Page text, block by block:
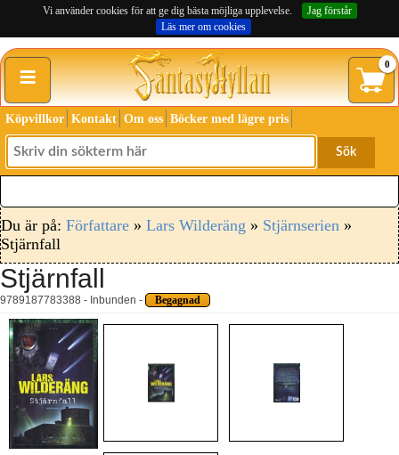
Vi använder cookies för att ge dig bästa möjliga upplevelse.
Jag förstår
Läs mer om cookies
≡ 0
Köpvillkor Kontakt Om oss Böcker med lägre pris
Sök
Du är på: Författare » Lars Wilderäng » Stjärnserien »
Stjärnfall
Stjärnfall
9789187783388 - Inbunden - Begagnad